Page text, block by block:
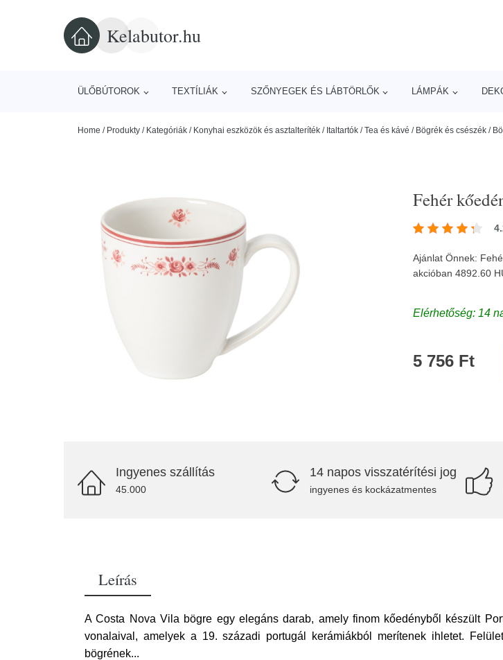
Kelabutor.hu
ÜLŐBÚTOROK TEXTÍLIÁK SZŐNYEGEK ÉS LÁBTÖRLŐK LÁMPÁK
Home / Produkty / Kategóriák / Konyhai eszközök és asztalteríték / Italtartók /Tea és kávé / Bögrék és csészék /
Fehér
Ajánlat Önnek:
akcióban 4892.60
Elérhetőség: 14
5 756 Ft
Ingyenes szállítás
45.000
14 napos visszatérítési jog
ingyenes és kockázatmentes
Leírás
A Costa Nova Vila bögre egy elegáns darab, amely finom kőedényből készült
vonalaival, amelyek a 19. századi portugál kerámiákból merítenek ihletet.
bögrének...